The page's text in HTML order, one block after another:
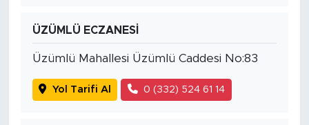
ÜZÜMLÜ ECZANESİ
Üzümlü Mahallesi Üzümlü Caddesi No:83
Yol Tarifi Al 0 (332) 524 61 14